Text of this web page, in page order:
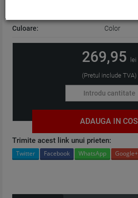
Culoare: Color
269,95 lei
(Pretul include TVA)
ADAUGA IN COS
Trimite acest link unui prieten:
Twitter Facebook WhatsApp Google+